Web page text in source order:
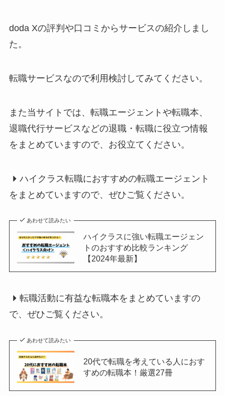
doda Xの評判や口コミからサービスの紹介しまし
た。
転職サービスなので利用検討してみてください。
また当サイトでは、転職エージェントや転職本、
退職代行サービスなどの退職・転職に役立つ情報
をまとめていますので、お役立てください。
ハイクラス転職におすすめの転職エージェント
をまとめていますので、ぜひご覧ください。
あわせて読みたい
ハイクラスに強い転職エージェン
トのおすすめ比較ランキング
【2024年最新】
転職活動に有益な転職本をまとめていますの
で、ぜひご覧ください。
あわせて読みたい
20代で転職を考えている人におす
すめの転職本！厳選27冊